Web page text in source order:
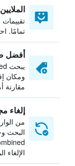
تقييمات
تمامًا.
أفضل
ومكان
مقارنة
إلغاء
من
البحث
الإلغاء